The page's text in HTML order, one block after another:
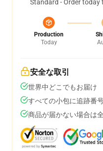
Standard - Order today
Production
Today
安全な取引
世界中どこでもお届け
すべての小包に追跡番
商品が届かない場合は